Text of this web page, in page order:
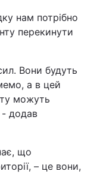
нам потрібно
перекинути
Вони будуть
а в цей
можуть
- додав
що
– це вони,